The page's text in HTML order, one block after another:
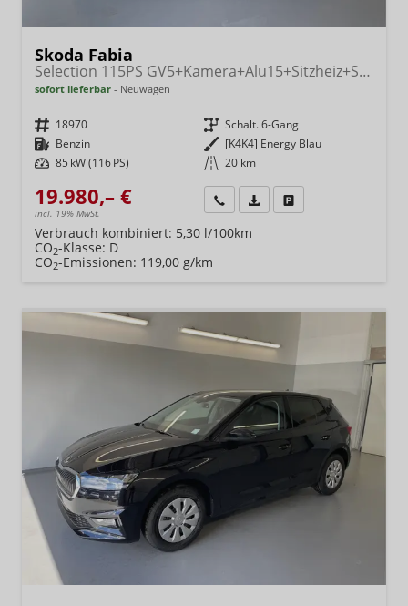
Skoda Fabia
Selection 115PS GV5+Kamera+Alu15+Sitzheiz+Sunset+Regensensor+AppConnect+LED
sofort lieferbar Neuwagen
Fahrzeugnr. 18970 Getriebe Schalt. 6-Gang
Kraftstoff Benzin Außenfarbe [K4K4] Energy Blau
Leistung 85 kW (116 PS) Kilometerstand 20 km
19.980,– €
incl. 19% MwSt.
Wir rufen Sie anFahrzeugexposé (PDF)
Verbrauch kombiniert: 5,30 l/100km
CO2-Klasse: D
CO2-Emissionen: 119,00 g/km